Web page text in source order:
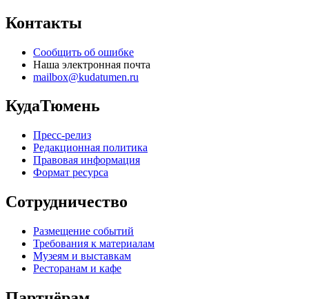
Контакты
Сообщить об ошибке
Наша электронная почта
mailbox@kudatumen.ru
КудаТюмень
Пресс-релиз
Редакционная политика
Правовая информация
Формат ресурса
Сотрудничество
Размещение событий
Требования к материалам
Музеям и выставкам
Ресторанам и кафе